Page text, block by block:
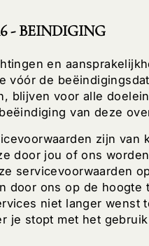
- BEINDIGING
en
vóór de
blijven voor alle
van deze
zijn van
door jou of ons
servicevoorwaarden
door ons op de hoogte
niet langer wenst
je stopt met het